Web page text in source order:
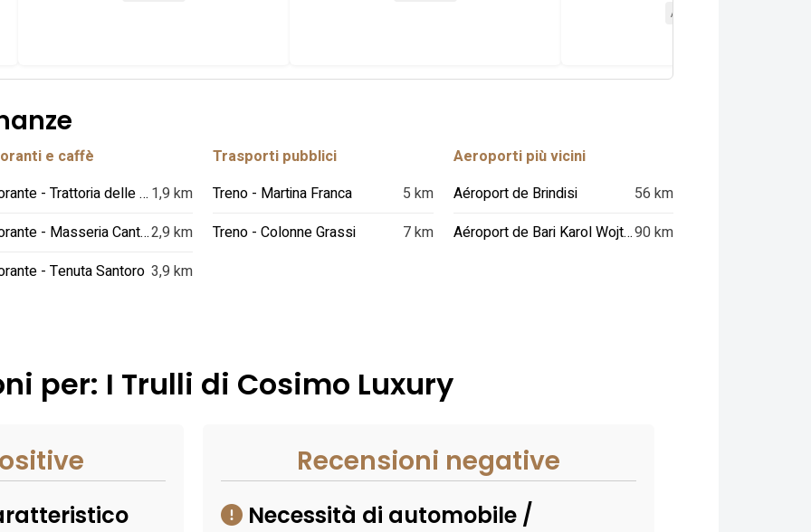
Attrazione
e caffè
Ristorante - Trattoria delle Ruote 1,9 km
Ristorante - Masseria Cantone2,9 km
- Tenuta Santoro 3,9 km
Trasporti pubblici
Treno - Martina Franca
5 km
Treno - Colonne Grassi
7 km
Aeroporti più vicini
Aéroport de Brindisi
56 km
Aéroport de Bari Karol Wojtyla90 km
per: I Trulli di Cosimo Luxury
Recensioni negative
Necessità di automobile /